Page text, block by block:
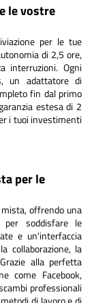
le vostre
per le tue
di 2,5 ore,
interruzioni. Ogni
un adattatore di
fin dal primo
estesa di 2
i tuoi investimenti
per le
offrendo una
per soddisfare le
e un'interfaccia
collaborazione, la
alla perfetta
come Facebook,
professionali